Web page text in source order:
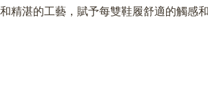
精湛的工藝，賦予每雙鞋履舒適的觸感和